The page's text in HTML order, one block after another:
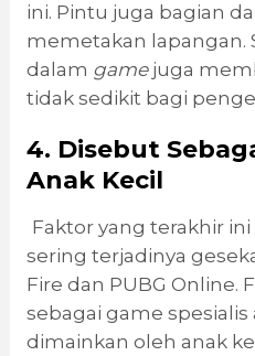
ini. Pintu juga bagian
memetakan lapangan.
dalam game juga
tidak sedikit bagi
4. Disebut
Anak Kecil
Faktor yang terakhir
sering terjadinya
Fire dan PUBG Online.
sebagai game spesialis
dimainkan oleh anak